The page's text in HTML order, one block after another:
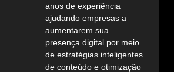
anos de experiência
ajudando empresas a
aumentarem sua
presença digital por meio
de estratégias inteligentes
de conteúdo e otimização